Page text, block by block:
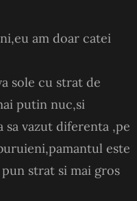
am doar catei
sole cu strat de
putin nuc,si
vazut diferenta ,pe
este
strat si mai gros